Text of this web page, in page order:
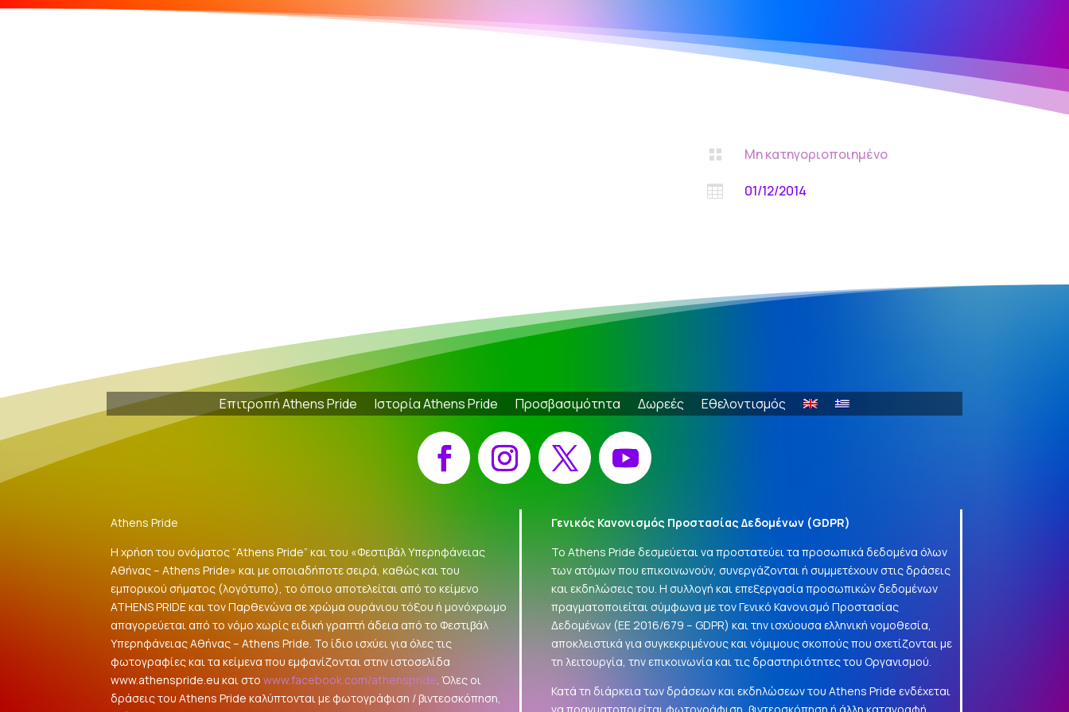
 Μη κατηγοριοποιημένο
 01/12/2014
Επιτροπή Athens Pride Ιστορία Athens Pride Προσβασιμότητα Δωρεές Εθελοντισμός
Facebook Instagram X YouTube
Athens Pride
Η χρήση του ονόματος “Athens Pride” και του «Φεστιβάλ Υπερηφάνειας
Αθήνας – Athens Pride» και με οποιαδήποτε σειρά, καθώς και του
εμπορικού σήματος (λογότυπο), το όποιο αποτελείται από το κείμενο
ATHENS PRIDE και τον Παρθενώνα σε χρώμα ουράνιου τόξου ή μονόχρωμο
απαγορεύεται από το νόμο χωρίς ειδική γραπτή άδεια από το Φεστιβάλ
Υπερηφάνειας Αθήνας – Athens Pride. Το ίδιο ισχύει για όλες τις
φωτογραφίες και τα κείμενα που εμφανίζονται στην ιστοσελίδα
www.athenspride.eu και στοwww.facebook.com/athenspride . Όλες οι
δράσεις του Athens Pride καλύπτονται με φωτογράφιση / βιντεοσκόπηση,
Γενικός Κανονισμός Προστασίας Δεδομένων (GDPR)
Το Athens Pride δεσμεύεται να προστατεύει τα προσωπικά δεδομένα όλων
των ατόμων που επικοινωνούν, συνεργάζονται ή συμμετέχουν στις δράσεις
και εκδηλώσεις του. Η συλλογή και επεξεργασία προσωπικών δεδομένων
πραγματοποιείται σύμφωνα με τον Γενικό Κανονισμό Προστασίας
Δεδομένων (ΕΕ 2016/679 –GDPR) και την ισχύουσα ελληνική νομοθεσία,
αποκλειστικά για συγκεκριμένους και νόμιμους σκοπούς που σχετίζονται με
τη λειτουργία, την επικοινωνία και τις δραστηριότητες του Οργανισμού.
Κατά τη διάρκεια των δράσεων και εκδηλώσεων του Athens Pride ενδέχεται
να πραγματοποιείται φωτογράφιση, βιντεοσκόπηση ή άλλη καταγραφή